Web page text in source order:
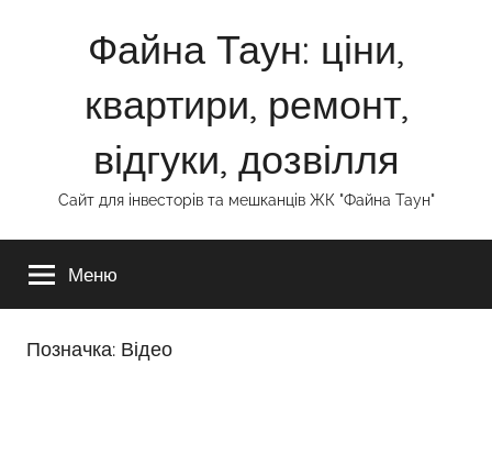
Файна Таун: ціни,
квартири, ремонт,
відгуки, дозвілля
Сайт для інвесторів та мешканців ЖК "Файна Таун"
Меню
Позначка: Відео